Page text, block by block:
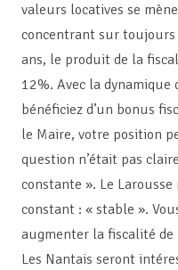
valeurs locatives se
concentrant sur toujours
ans, le produit de la
12%. Avec la dynamique
bénéficiez d’un bonus
le Maire, votre position
question n’était pas
constante ». Le Larousse
constant : « stable ».
augmenter la fiscalité de
Les Nantais seront